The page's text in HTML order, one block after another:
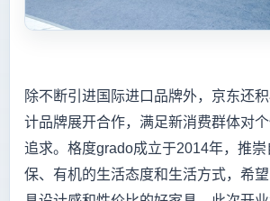
除不断引进国际进口品牌外，京东还
计品牌展开合作，满足新消费群体对
追求。格度grado成立于2014年，推
保、有机的生活态度和生活方式，希